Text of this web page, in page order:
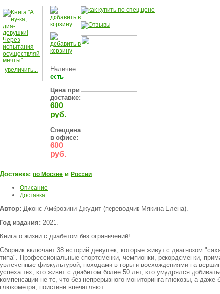
увеличить...
Наличие:
есть
Цена при
доставке:
600
руб.
Спеццена
в офисе:
600
руб.
Доставка: по Москве и России
Описание
Доставка
Автор: Джонс-Амброзини Джудит (переводчик Мякина Елена).
Год издания: 2021.
Книга о жизни с диабетом без ограничений!
Сборник включает 38 историй девушек, которые живут с диагнозом
типа". Профессиональные спортсменки, чемпионки, рекордсменки,
увлеченные физкультурой, походами в горы и восхождениями на
успеха тех, кто живет с диабетом более 50 лет, кто умудрялся
компенсации не то, что без непрерывного мониторинга глюкозы, а даже
глюкометра, поистине впечатляют.